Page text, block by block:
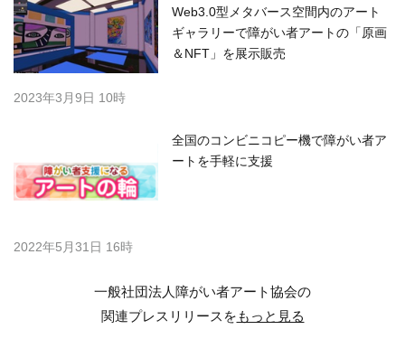
Web3.0型メタバース空間内のアート
ギャラリーで障がい者アートの「原画
＆NFT」を展示販売
2023年3月9日 10時
全国のコンビニコピー機で障がい者ア
ートを手軽に支援
2022年5月31日 16時
一般社団法人障がい者アート協会の
関連プレスリリースをもっと見る